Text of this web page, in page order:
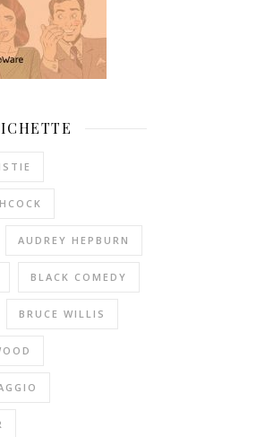
AUDREY HEPBURN
BLACK COMEDY
BRUCE WILLIS